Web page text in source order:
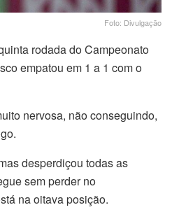
Foto: Divulgação
rodada do Campeonato
empatou em 1 a 1 com o
nervosa, não conseguindo,
desperdiçou todas as
sem perder no
na oitava posição.